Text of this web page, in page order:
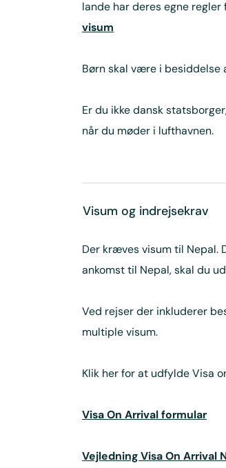
lande har deres egne regler
visum
Børn skal være i besiddelse
Er du ikke dansk
når du møder i lufthavnen.
Visum og indrejsekrav
Der kræves visum til Nepal.
ankomst til Nepal, skal du
Ved rejser der inkluderer
multiple visum.
Klik her for at udfylde Visa
Visa On Arrival formular
Vejledning Visa On Arrival